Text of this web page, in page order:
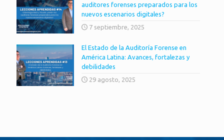
auditores forenses preparados para los
nuevos escenarios digitales?
7 septiembre, 2025
El Estado de la Auditoría Forense en
América Latina: Avances, fortalezas y
debilidades
29 agosto, 2025